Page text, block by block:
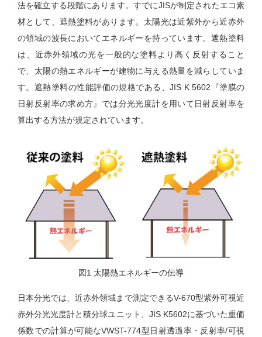
法を確立する段階にあります。すでにJISが制定されたエコ素
材として、遮熱塗料があります。太陽光は近紫外から近赤外
の領域の波長においてエネルギーを持っています。遮熱塗料
は、近赤外領域の光を一般的な塗料より高く反射すること
で、太陽の熱エネルギーが建物に与える熱量を減らしていま
す。遮熱塗料の性能評価の規格である、JIS K 5602『塗膜の
日射反射率の求め方』では分光光度計を用いて日射反射率を
算出する方法が規定されています。
図1 太陽熱エネルギーの伝導
日本分光では、近赤外領域まで測定できるV-670型紫外可視近
赤外分光光度計と積分球ユニット、JIS K5602に基づいた重価
係数での計算が可能なVWST-774型日射透過率・反射率/可視